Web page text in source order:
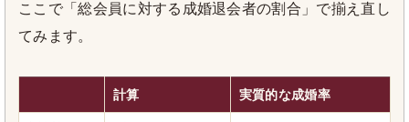
ここで「総会員に対する成婚退会者の割合」で揃え直し
てみます。
計算 実質的な成婚率